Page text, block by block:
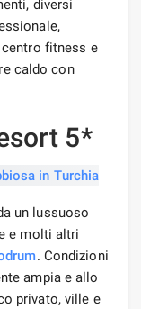
diversi
fitness e
caldo con
5*
un lussuoso
e molti altri
. Condizioni
ampia e allo
privato, ville e